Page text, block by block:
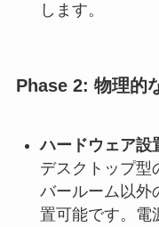
します。
Phase 2: 物理的
ハードウェア設
デスクトップ型
バールーム以外
置可能です。電